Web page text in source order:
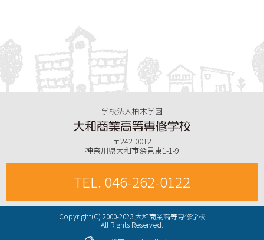
学校法人柏木学園
〒242-0012
神奈川県大和市深見東1-1-9
TEL. 046-262-0122
Copyright(C) 2000-2023 大和商業高等専修学校
All Rights Reserved.